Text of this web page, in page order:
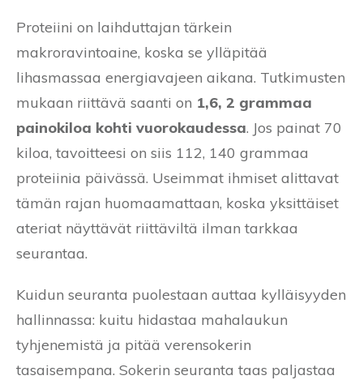
Proteiini on laihduttajan tärkein
makroravintoaine, koska se ylläpitää
lihasmassaa energiavajeen aikana. Tutkimusten
mukaan riittävä saanti on 1,6, 2 grammaa
painokiloa kohti vuorokaudessa. Jos painat 70
kiloa, tavoitteesi on siis 112, 140 grammaa
proteiinia päivässä. Useimmat ihmiset alittavat
tämän rajan huomaamattaan, koska yksittäiset
ateriat näyttävät riittäviltä ilman tarkkaa
seurantaa.
Kuidun seuranta puolestaan auttaa kylläisyyden
hallinnassa: kuitu hidastaa mahalaukun
tyhjenemistä ja pitää verensokerin
tasaisempana. Sokerin seuranta taas paljastaa